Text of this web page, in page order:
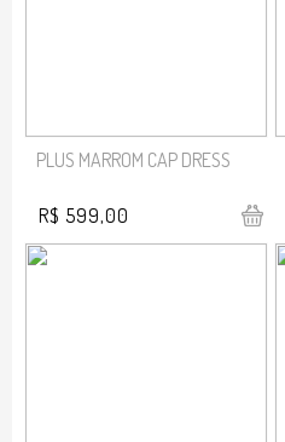
PLUS MARROM CAP DRESS
R$ 599,00